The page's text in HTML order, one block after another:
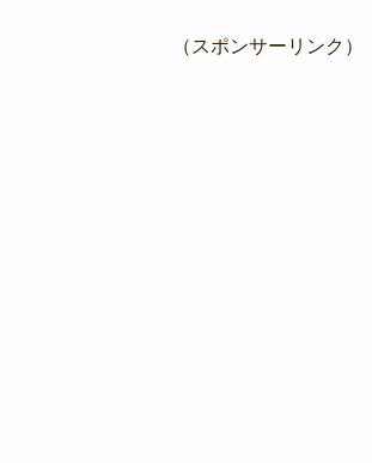
（スポンサーリンク）